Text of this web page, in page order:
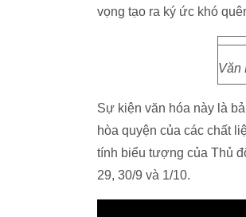
vọng tạo ra ký ức khó
Văn
Sự kiện văn hóa này là
hòa quyện của các chất
tính biểu tượng của Thủ
29, 30/9 và 1/10.